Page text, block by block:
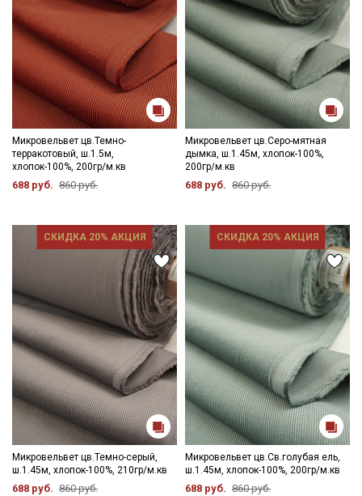
Микровельвет цв.Темно-
терракотовый, ш.1.5м,
хлопок-100%, 200гр/м.кв
688 руб. 860 руб.
Микровельвет цв.Серо-мятная
дымка, ш.1.45м, хлопок-100%,
200гр/м.кв
688 руб. 860 руб.
СКИДКА 20% АКЦИЯ
Микровельвет цв.Темно-серый,
ш.1.45м, хлопок-100%, 210гр/м.кв
688 руб. 860 руб.
СКИДКА 20% АКЦИЯ
Микровельвет цв.Св.голубая ель,
ш.1.45м, хлопок-100%, 200гр/м.кв
688 руб. 860 руб.
Мы публикуем здесь дополнительные
промокоды и скидки до 30% на узкие
категории тканей
Электронная почта
Подписаться
Ознакомлен(а) сПолитикой обработки персональных
данныхи даю Согласие на обработку персональных
данных